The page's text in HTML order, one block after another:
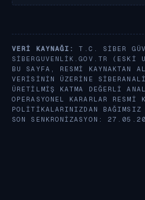
VERI KAYNAĞI:
T.C. SIBER
SIBERGUVENLIK.GOV.TR
(ESKI
BU SAYFA, RESMI KAYNAKTAN
VERISININ ÜZERINE
ÜRETILMIŞ KATMA DEĞERLI
OPERASYONEL KARARLAR RESMI
POLITIKALARINIZDAN BAĞIMSIZ
SON SENKRONIZASYON: